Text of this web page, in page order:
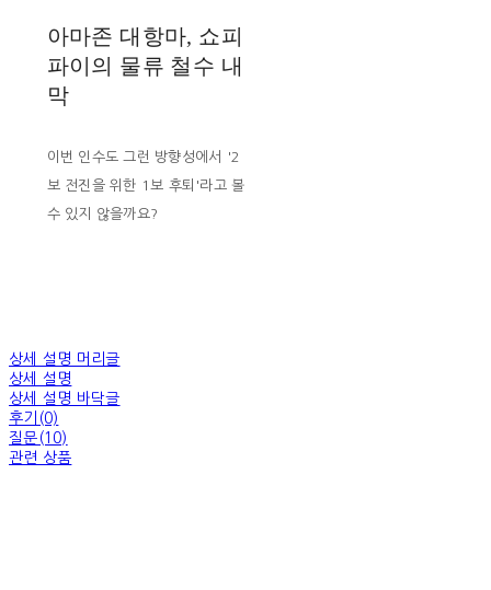
아마존 대항마, 쇼피
파이의 물류 철수 내
막
이번 인수도 그런 방향성에서 '2
보 전진을 위한 1보 후퇴'라고 볼
수 있지 않을까요?
상세 설명 머리글
상세 설명
상세 설명 바닥글
후기(0)
질문(10)
관련 상품